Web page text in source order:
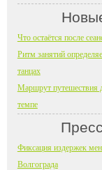
Что остаётся после
Ритм занятий
танцах
Маршрут путешествия
темпе
Фиксация издержек
Волгограда